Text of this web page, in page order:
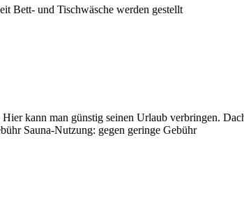
Bett- und Tisch­wä­sche werden gestellt
kann man günstig seinen Urlaub verbringen.
Sauna-Nutzung: gegen geringe Gebühr